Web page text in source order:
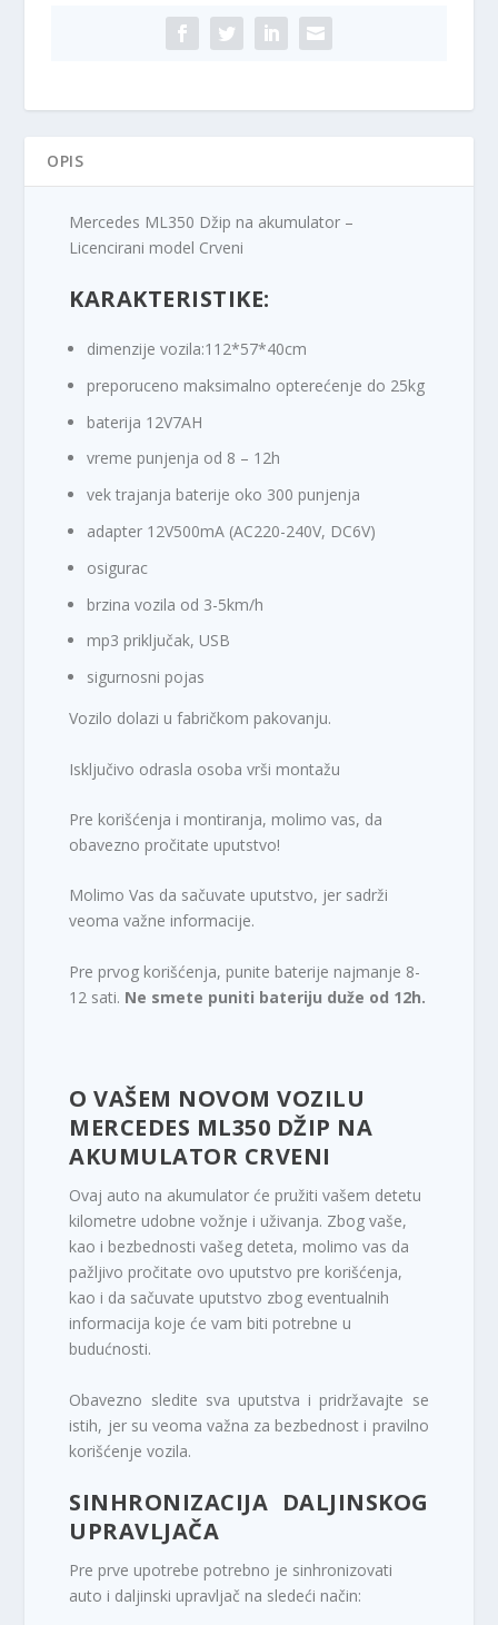
OPIS
Mercedes ML350 Džip na akumulator –
Licencirani model Crveni
KARAKTERISTIKE:
dimenzije vozila:112*57*40cm
preporuceno maksimalno opterećenje do 25kg
baterija 12V7AH
vreme punjenja od 8 – 12h
vek trajanja baterije oko 300 punjenja
adapter 12V500mA (AC220-240V, DC6V)
osigurac
brzina vozila od 3-5km/h
mp3 priključak, USB
sigurnosni pojas
Vozilo dolazi u fabričkom pakovanju.
Isključivo odrasla osoba vrši montažu
Pre korišćenja i montiranja, molimo vas, da
obavezno pročitate uputstvo!
Molimo Vas da sačuvate uputstvo, jer sadrži
veoma važne informacije.
Pre prvog korišćenja, punite baterije najmanje 8-
12 sati. Ne smete puniti bateriju duže od 12h.
O VAŠEM NOVOM VOZILU
MERCEDES ML350 DŽIP NA
AKUMULATOR CRVENI
Ovaj auto na akumulator će pružiti vašem detetu
kilometre udobne vožnje i uživanja. Zbog vaše,
kao i bezbednosti vašeg deteta, molimo vas da
pažljivo pročitate ovo uputstvo pre korišćenja,
kao i da sačuvate uputstvo zbog eventualnih
informacija koje će vam biti potrebne u
budućnosti.
Obavezno sledite sva uputstva i pridržavajte se
istih, jer su veoma važna za bezbednost i pravilno
korišćenje vozila.
SINHRONIZACIJA DALJINSKOG
UPRAVLJAČA
Pre prve upotrebe potrebno je sinhronizovati
auto i daljinski upravljač na sledeći način: